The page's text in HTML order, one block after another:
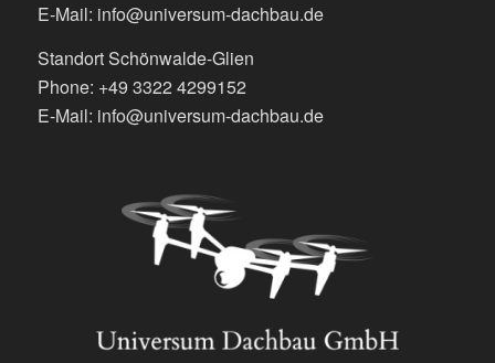
E-Mail: info@universum-dachbau.de
Standort Schönwalde-Glien
Phone: +49 3322 4299152
E-Mail: info@universum-dachbau.de